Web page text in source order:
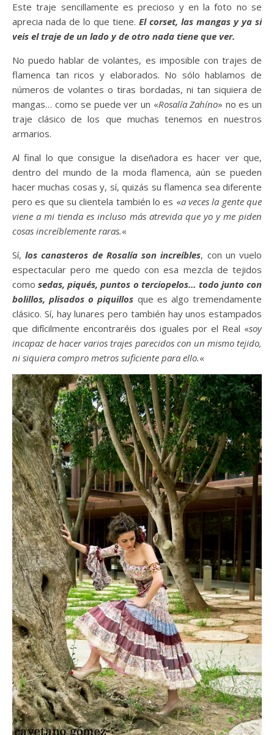
Este traje sencillamente es precioso y en la foto no se
aprecia nada de lo que tiene. El corset, las mangas y ya si
veis el traje de un lado y de otro nada tiene que ver.
No puedo hablar de volantes, es imposible con trajes de
flamenca tan ricos y elaborados. No sólo hablamos de
números de volantes o tiras bordadas, ni tan siquiera de
mangas… como se puede ver un «Rosalía Zahíno» no es un
traje clásico de los que muchas tenemos en nuestros
armarios.
Al final lo que consigue la diseñadora es hacer ver que,
dentro del mundo de la moda flamenca, aún se pueden
hacer muchas cosas y, sí, quizás su flamenca sea diferente
pero es que su clientela también lo es «a veces la gente que
viene a mi tienda es incluso más atrevida que yo y me piden
cosas increíblemente raras.«
Sí,los canasteros de Rosalía son increíbles, con un vuelo
espectacular pero me quedo con esa mezcla de tejidos
comosedas, piqués, puntos o terciopelos… todo junto con
bolillos, plisados o piquillos que es algo tremendamente
clásico. Sí, hay lunares pero también hay unos estampados
que difícilmente encontraréis dos iguales por el Real «soy
incapaz de hacer varios trajes parecidos con un mismo tejido,
ni siquiera compro metros suficiente para ello.«